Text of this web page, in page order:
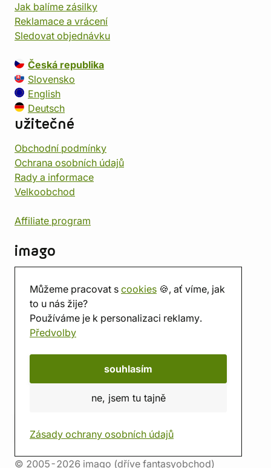
Můžeme pracovat s cookies 🍪, ať víme, jak
to u nás žije?
Používáme je k personalizaci reklamy.
Předvolby
souhlasím
ne, jsem tu tajně
Zásady ochrany osobních údajů
Jak balíme zásilky
Reklamace a vrácení
Sledovat objednávku
Česká republika
Slovensko
English
Deutsch
užitečné
Obchodní podmínky
Ochrana osobních údajů
Rady a informace
Velkoobchod
Affiliate program
imago
Prodejna
Herna
O nás
Hodnocení obchodu
© 2005-2026 imago (dříve fantasyobchod)